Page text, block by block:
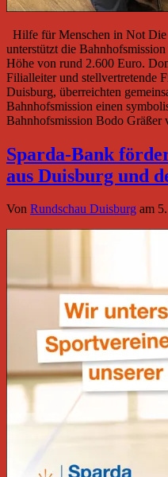
Hilfe für Menschen in Not
unterstützt die
Höhe von rund 2.600 Euro.
Filialleiter und stellvertretende
Duisburg, überreichten
Bahnhofsmission einen
Bahnhofsmission Bodo
Sparda-Bank
aus Duisburg und
Von Rundschau Duisburg am